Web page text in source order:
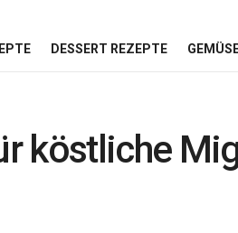
DESSERT REZEPTE
köstliche